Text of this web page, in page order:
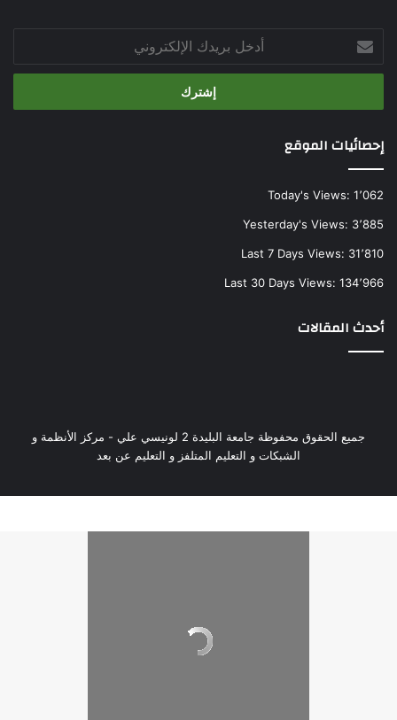
بريدك
الإلكتروني
إحصائيات الموقع
Today's Views: 1٬062
Yesterday's Views: 3٬885
Last 7 Days Views: 31٬810
Last 30 Days Views: 134٬966
أحدث المقالات
جميع الحقوق محفوظة جامعة البليدة 2 لونيسي علي - مركز الأنظمة و
الشبكات و التعليم المتلفز و التعليم عن بعد